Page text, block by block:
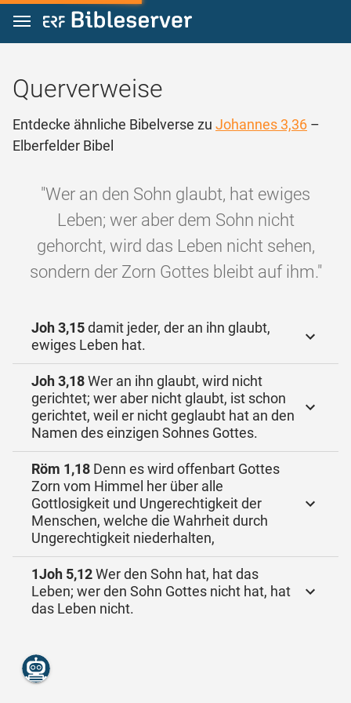
Zum Inhalt springen
Querverweise
Entdecke ähnliche Bibelverse zu Johannes 3,36 –
Elberfelder Bibel
"Wer an den Sohn glaubt, hat ewiges
Leben; wer aber dem Sohn nicht
gehorcht, wird das Leben nicht sehen,
sondern der Zorn Gottes bleibt auf ihm."
Joh 3,15damit jeder, der an ihn glaubt,
ewiges Leben hat.
Joh 3,18Wer an ihn glaubt, wird nicht
gerichtet; wer aber nicht glaubt, ist schon
gerichtet, weil er nicht geglaubt hat an den
Namen des einzigen Sohnes Gottes.
Röm 1,18 Denn es wird offenbart Gottes
Zorn vom Himmel her über alle
Gottlosigkeit und Ungerechtigkeit der
Menschen, welche die Wahrheit durch
Ungerechtigkeit niederhalten,
1Joh 5,12Wer den Sohn hat, hat das
Leben; wer den Sohn Gottes nicht hat, hat
das Leben nicht.